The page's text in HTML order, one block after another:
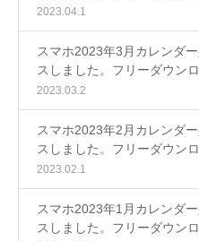
2023.04.1
スマホ2023年3月カレンダ
スしました。フリーダウン
2023.03.2
スマホ2023年2月カレンダ
スしました。フリーダウン
2023.02.1
スマホ2023年1月カレンダ
スしました。フリーダウン